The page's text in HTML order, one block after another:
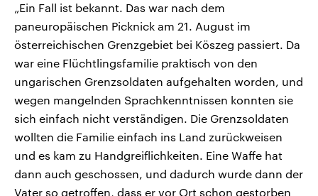
„Ein Fall ist bekannt. Das war nach dem
paneuropäischen Picknick am 21. August im
österreichischen Grenzgebiet bei Köszeg passiert. Da
war eine Flüchtlingsfamilie praktisch von den
ungarischen Grenzsoldaten aufgehalten worden, und
wegen mangelnden Sprachkenntnissen konnten sie
sich einfach nicht verständigen. Die Grenzsoldaten
wollten die Familie einfach ins Land zurückweisen
und es kam zu Handgreiflichkeiten. Eine Waffe hat
dann auch geschossen, und dadurch wurde dann der
Vater so getroffen, dass er vor Ort schon gestorben